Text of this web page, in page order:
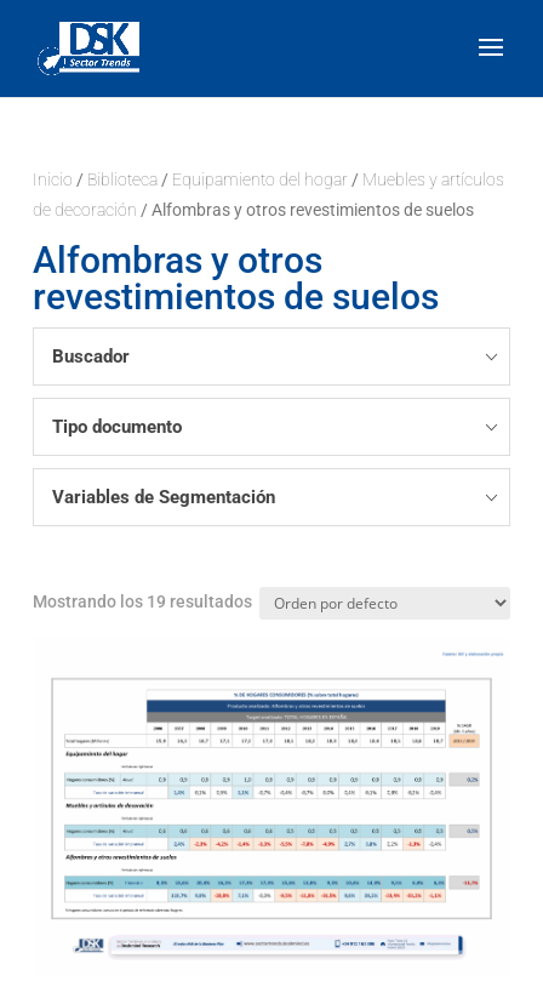
Inicio / Biblioteca/ Equipamiento del hogar / Muebles y artículos
de decoración / Alfombras y otros revestimientos de suelos
Alfombras y otros
revestimientos de suelos
Buscador
Tipo documento
Variables de Segmentación
Mostrando los 19 resultados